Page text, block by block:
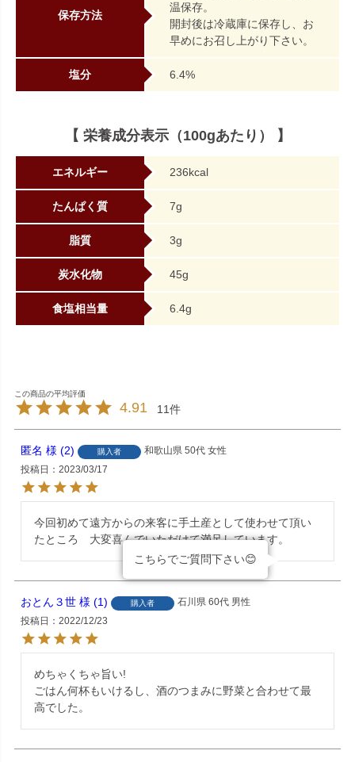
保存方法
温保存。
開封後は冷蔵庫に保存し、お
早めにお召し上がり下さい。
塩分 6.4%
【 栄養成分表示（100gあたり） 】
エネルギー 236kcal
たんぱく質 7g
脂質 3g
炭水化物 45g
食塩相当量 6.4g
4.91 11
匿名 2 購入者 和歌山県 50代 女性
投稿日
2023/03/17
今回初めて遠方からの来客に手土産として使わせて頂い
たところ　大変喜んでいただけて満足しています。
おとん３世 1 購入者 石川県 60代 男性
投稿日
2022/12/23
めちゃくちゃ旨い!
ごはん何杯もいけるし、酒のつまみに野菜と合わせて最
高でした。
こちらでご質問下さい😊